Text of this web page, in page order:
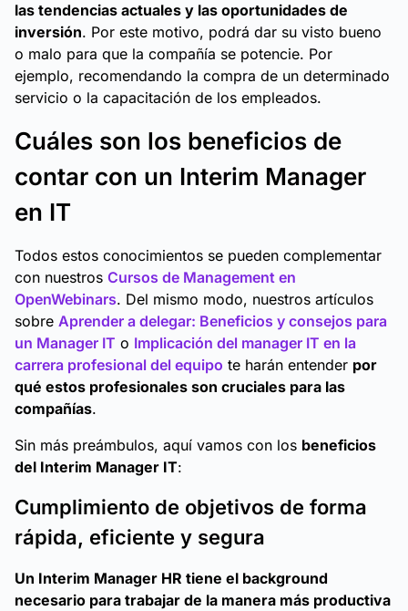
las tendencias actuales y las oportunidades de
inversión. Por este motivo, podrá dar su visto bueno
o malo para que la compañía se potencie. Por
ejemplo, recomendando la compra de un determinado
servicio o la capacitación de los empleados.
Cuáles son los beneficios de
contar con un Interim Manager
en IT
Todos estos conocimientos se pueden complementar
con nuestros Cursos de Management en
OpenWebinars. Del mismo modo, nuestros artículos
sobre Aprender a delegar: Beneficios y consejos para
un Manager IT o Implicación del manager IT en la
carrera profesional del equipo te harán entender por
qué estos profesionales son cruciales para las
compañías.
Sin más preámbulos, aquí vamos con los beneficios
del Interim Manager IT:
Cumplimiento de objetivos de forma
rápida, eficiente y segura
Un Interim Manager HR tiene el background
necesario para trabajar de la manera más productiva